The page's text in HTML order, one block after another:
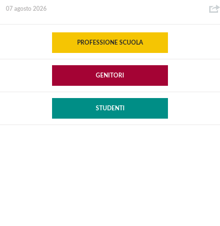
07 agosto 2026
PROFESSIONE SCUOLA
GENITORI
STUDENTI